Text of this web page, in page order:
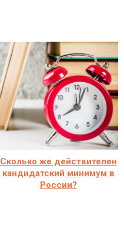
Сколько же действителен
кандидатский минимум в
России?